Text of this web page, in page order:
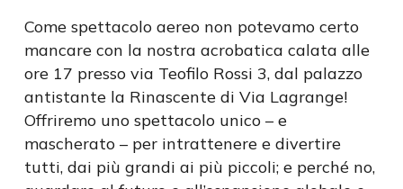
Come spettacolo aereo non potevamo certo
mancare con la nostra acrobatica calata alle
ore 17 presso via Teofilo Rossi 3, dal palazzo
antistante la Rinascente di Via Lagrange!
Offriremo uno spettacolo unico – e
mascherato – per intrattenere e divertire
tutti, dai più grandi ai più piccoli; e perché no,